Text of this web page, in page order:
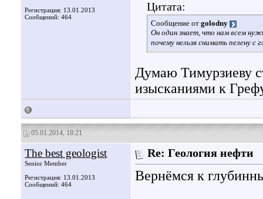
Регистрация: 13.01.2013
Сообщений: 464
Цитата:
Сообщение от golodny
Он один знает, что нам всем
почему нельзя снимать пелену с
Думаю Тимурзиеву
изысканиями к
05.01.2014, 18:21
The best geologist
Senior Member
Регистрация: 13.01.2013
Сообщений: 464
Re: Геология нефти
Вернёмся к